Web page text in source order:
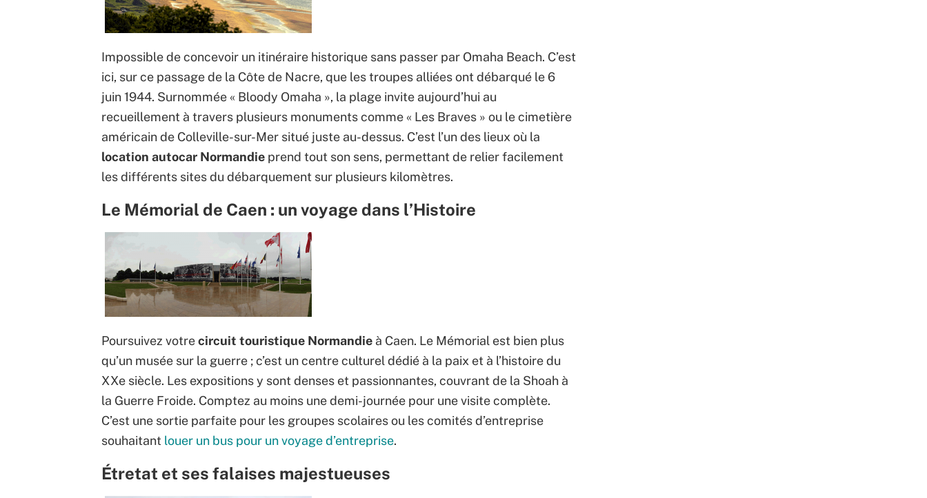
Impossible de concevoir un itinéraire historique sans passer par Omaha Beach. C’est
ici, sur ce passage de la Côte de Nacre, que les troupes alliées ont débarqué le 6
juin 1944. Surnommée « Bloody Omaha », la plage invite aujourd’hui au
recueillement à travers plusieurs monuments comme « Les Braves » ou le cimetière
américain de Colleville-sur-Mer situé juste au-dessus. C’est l’un des lieux où la
location autocar Normandie prend tout son sens, permettant de relier facilement
les différents sites du débarquement sur plusieurs kilomètres.
Le Mémorial de Caen : un voyage dans l’Histoire
Poursuivez votrecircuit touristique Normandie à Caen. Le Mémorial est bien plus
qu’un musée sur la guerre ; c’est un centre culturel dédié à la paix et à l’histoire du
XXe siècle. Les expositions y sont denses et passionnantes, couvrant de la Shoah à
la Guerre Froide. Comptez au moins une demi-journée pour une visite complète.
C’est une sortie parfaite pour les groupes scolaires ou les comités d’entreprise
souhaitant louer un bus pour un voyage d’entreprise.
Étretat et ses falaises majestueuses